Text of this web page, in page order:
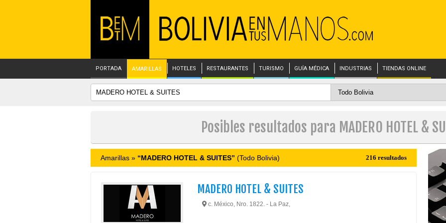
PORTADA AMARILLAS HOTELES RESTAURANTES TURISMO GUÍA MÉDICA INDUSTRIAS TIENDAS ONLINE
Posibles resultados para MADERO HOTEL &
Amarillas » “MADERO HOTEL & SUITES” (Todo Bolivia) 216 resultados
MADERO HOTEL & SUITES
c. México, Nro. 1822. - La Paz,